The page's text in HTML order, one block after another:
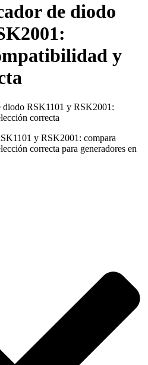
de diodo
y
diodo RSK1101 y RSK2001:
correcta
y RSK2001: compara
correcta para generadores en